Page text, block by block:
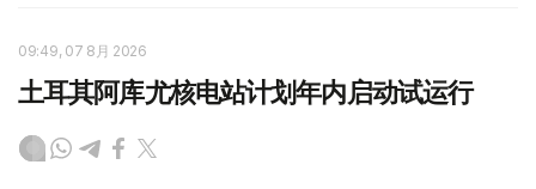
09:49, 07 8月 2026
土耳其阿库尤核电站计划年内启动试运行